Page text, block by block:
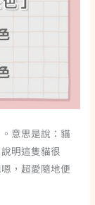
意思是說：貓
明這隻貓很
，超愛隨地便